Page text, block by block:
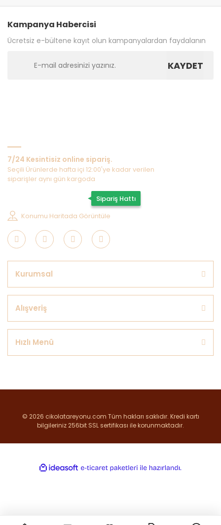
Kampanya Habercisi
Ücretsiz e-bültene kayıt olun kampanyalardan faydalanın
KAYDET
7/24 Kesintisiz online sipariş.
Seçili Ürünlerde hafta içi 12:00'ye kadar verilen
siparişler aynı gün kargoda
Sipariş Hattı
Konumu Haritada Görüntüle
Kurumsal
Alışveriş
Hızlı Menü
© 2026 cikolatareyonu.com Tüm hakları saklıdır. Kredi kartı
bilgileriniz 256bit SSL sertifikası ile korunmaktadır.
ideasoft
e-